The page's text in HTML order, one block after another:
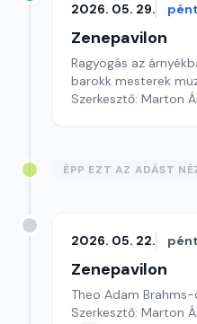
2026. 05. 29.
Zenepavilon
Ragyogás az
barokk mesterek
Szerkesztő: Marton
ÉPP EZT AZ ADÁST
2026. 05. 22.
Zenepavilon
Theo Adam
Szerkesztő: Marton